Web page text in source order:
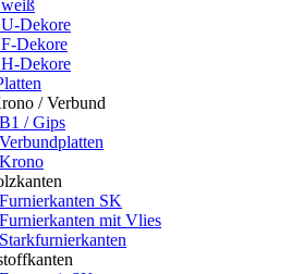
Dekore
Dekore
Dekore
/ Verbund
B1 / Gips
Verbundplatten
Krono
Furnierkanten SK
Furnierkanten mit Vlies
Starkfurnierkanten